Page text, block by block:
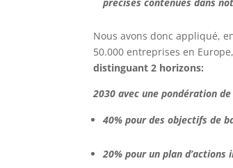
Nous avons donc appliqué,
50.000 entreprises en
distinguant 2 horizons:
2030 avec une pondération de
40% pour des objectifs de
20% pour un plan